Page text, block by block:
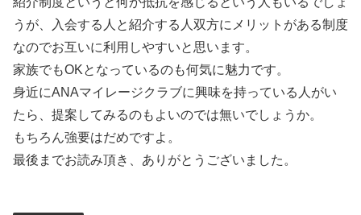
うが、入会する人と紹介する人双方にメリットがある制度
なのでお互いに利用しやすいと思います。
家族でもOKとなっているのも何気に魅力です。
身近にANAマイレージクラブに興味を持っている人がい
たら、提案してみるのもよいのでは無いでしょうか。
もちろん強要はだめですよ。
最後までお読み頂き、ありがとうございました。